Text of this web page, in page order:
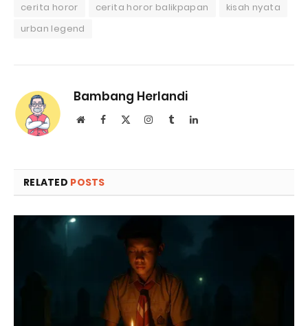
cerita horor
cerita horor balikpapan
kisah nyata
urban legend
Bambang Herlandi
WebsiteFacebook Instagram
TumblrLinkedIn
RELATED POSTS